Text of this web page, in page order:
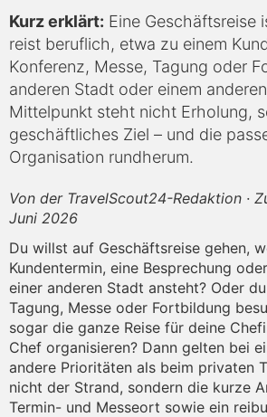
Kurz erklärt: Eine Geschäftsreise
reist beruflich, etwa zu einem
Konferenz, Messe, Tagung oder
anderen Stadt oder einem
Mittelpunkt steht nicht Erholung,
geschäftliches Ziel – und die
Organisation rundherum.
Von der TravelScout24-Redaktion ·
Juni 2026
Du willst auf Geschäftsreise gehen,
Kundentermin, eine Besprechung
einer anderen Stadt ansteht? Oder
Tagung, Messe oder Fortbildung
sogar die ganze Reise für deine
Chef organisieren? Dann gelten bei
andere Prioritäten als beim privaten
nicht der Strand, sondern die kurze
Termin- und Messeort sowie ein